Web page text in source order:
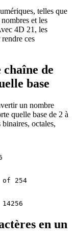
telles que
et les
4D 21, les
ces
de
base
un nombre
quelle base de 2 à
octales,
254
en un